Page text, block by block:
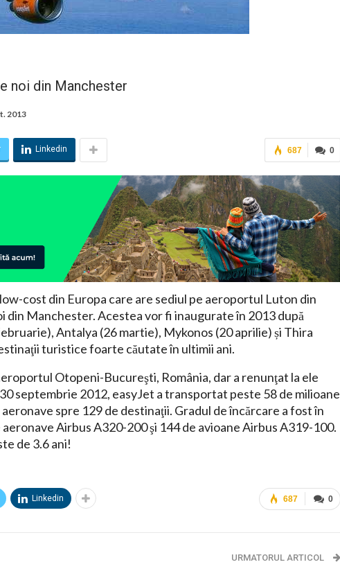
noi din Manchester
2013
0
687
Linkedin
cost din Europa care are sediul pe aeroportul Luton din
din Manchester. Acestea vor fi inaugurate în 2013 după
Antalya (26 martie), Mykonos (20 aprilie) și Thira
turistice foarte căutate în ultimii ani.
Otopeni-Bucureşti, România, dar a renunţat la ele
septembrie 2012, easyJet a transportat peste 58 de milioane
spre 129 de destinaţii. Gradul de încărcare a fost în
Airbus A320-200 şi 144 de avioane Airbus A319-100.
de 3.6 ani!
0
687
Linkedin
URMATORUL ARTICOL